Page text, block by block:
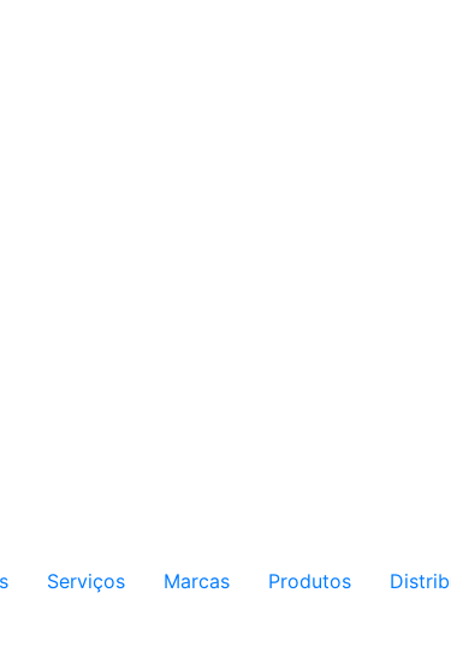
Serviços Marcas Produtos